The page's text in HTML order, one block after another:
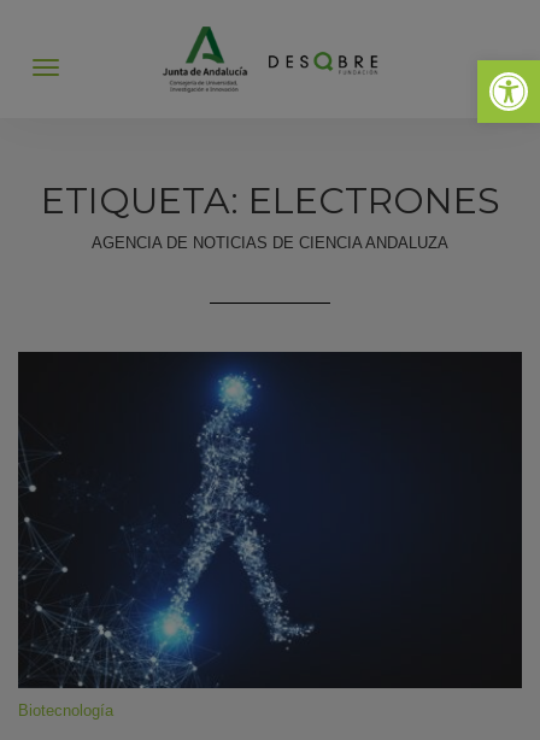
Abrir
Abrir
ETIQUETA: ELECTRONES
AGENCIA DE NOTICIAS DE CIENCIA ANDALUZA
Biotecnología